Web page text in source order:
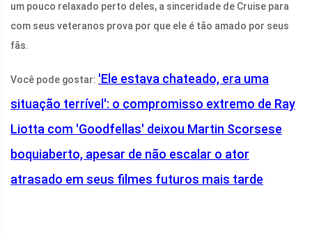
um pouco relaxado perto deles, a sinceridade de Cruise para
com seus veteranos prova por que ele é tão amado por seus
fãs.
Você pode gostar: 'Ele estava chateado, era uma
situação terrível': o compromisso extremo de Ray
Liotta com 'Goodfellas' deixou Martin Scorsese
boquiaberto, apesar de não escalar o ator
atrasado em seus filmes futuros mais tarde